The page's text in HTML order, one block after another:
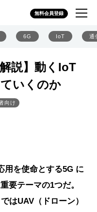
無料会員登録
6G IoT 通
説】動くIoT
いくのか
向け
用を使命とする5G に
要テーマの1つだ。
はUAV（ドローン）